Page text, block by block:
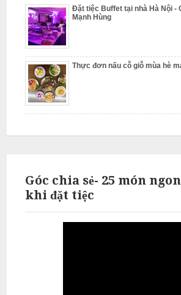
Đặt tiệc Buffet tại nhà Hà Nội -
Mạnh Hùng
Thực đơn nấu cỗ giỗ mùa hè
Góc chia sẻ- 25 món
khi đặt tiệc